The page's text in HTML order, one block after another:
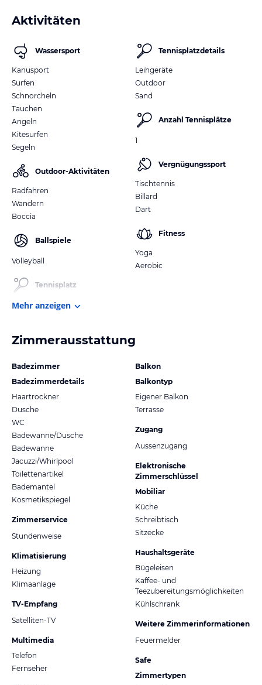
Aktivitäten
Wassersport
Kanusport
Surfen
Schnorcheln
Tauchen
Angeln
Kitesurfen
Segeln
Outdoor-Aktivitäten
Radfahren
Wandern
Boccia
Ballspiele
Volleyball
Tennisplatz
Tennisplatzdetails
Leihgeräte
Outdoor
Sand
Anzahl Tennisplätze
1
Vergnügungssport
Tischtennis
Billard
Dart
Fitness
Yoga
Aerobic
Mehr anzeigen
Zimmerausstattung
Badezimmer
Badezimmerdetails
Haartrockner
Dusche
WC
Badewanne/Dusche
Badewanne
Jacuzzi/Whirlpool
Toilettenartikel
Bademantel
Kosmetikspiegel
Zimmerservice
Stundenweise
Klimatisierung
Heizung
Klimaanlage
TV-Empfang
Satelliten-TV
Multimedia
Telefon
Fernseher
Balkon
Balkontyp
Eigener Balkon
Terrasse
Zugang
Aussenzugang
Elektronische
Zimmerschlüssel
Mobiliar
Küche
Schreibtisch
Sitzecke
Haushaltsgeräte
Bügeleisen
Kaffee- und
Teezubereitungsmöglichkeiten
Kühlschrank
Weitere Zimmerinformationen
Feuermelder
Safe
Zimmertypen